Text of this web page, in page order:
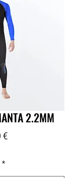
2.2MM
€Precio
*